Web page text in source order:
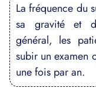
La fréquence du
sa gravité et
général, les
subir un examen
une fois par an.